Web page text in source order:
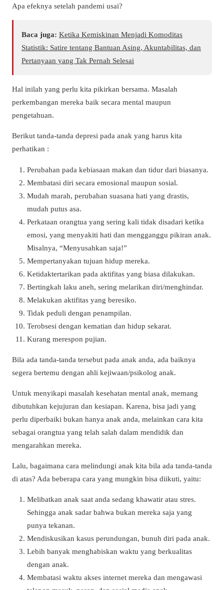
Apa efeknya setelah pandemi usai?
Baca juga: Ketika Kemiskinan Menjadi Komoditas
Statistik: Satire tentang Bantuan Asing, Akuntabilitas, dan
Pertanyaan yang Tak Pernah Selesai
Hal inilah yang perlu kita pikirkan bersama. Masalah
perkembangan mereka baik secara mental maupun
pengetahuan.
Berikut tanda-tanda depresi pada anak yang harus kita
perhatikan :
Perubahan pada kebiasaan makan dan tidur dari biasanya.
Membatasi diri secara emosional maupun sosial.
Mudah marah, perubahan suasana hati yang drastis,
mudah putus asa.
Perkataan orangtua yang sering kali tidak disadari ketika
emosi, yang menyakiti hati dan mengganggu pikiran anak.
Misalnya, “Menyusahkan saja!”
Mempertanyakan tujuan hidup mereka.
Ketidaktertarikan pada aktifitas yang biasa dilakukan.
Bertingkah laku aneh, sering melarikan diri/menghindar.
Melakukan aktifitas yang beresiko.
Tidak peduli dengan penampilan.
Terobsesi dengan kematian dan hidup sekarat.
Kurang merespon pujian.
Bila ada tanda-tanda tersebut pada anak anda, ada baiknya
segera bertemu dengan ahli kejiwaan/psikolog anak.
Untuk menyikapi masalah kesehatan mental anak, memang
dibutuhkan kejujuran dan kesiapan. Karena, bisa jadi yang
perlu diperbaiki bukan hanya anak anda, melainkan cara kita
sebagai orangtua yang telah salah dalam mendidik dan
mengarahkan mereka.
Lalu, bagaimana cara melindungi anak kita bila ada tanda-tanda
di atas? Ada beberapa cara yang mungkin bisa diikuti, yaitu:
Melibatkan anak saat anda sedang khawatir atau stres.
Sehingga anak sadar bahwa bukan mereka saja yang
punya tekanan.
Mendiskusikan kasus perundungan, bunuh diri pada anak.
Lebih banyak menghabiskan waktu yang berkualitas
dengan anak.
Membatasi waktu akses internet mereka dan mengawasi